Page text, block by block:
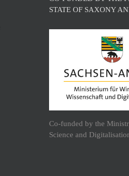
STATE OF SAXONY
Co-funded by the
Science and